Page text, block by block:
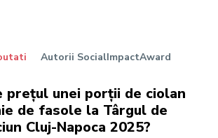
Autorii SocialImpactAward
prețul unei porții de ciolan
de fasole la Târgul de
Cluj-Napoca 2025?